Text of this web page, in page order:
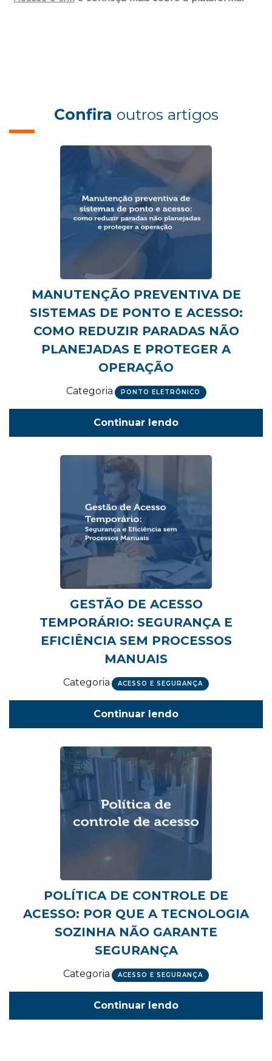
Confira outros artigos
MANUTENÇÃO PREVENTIVA DE
SISTEMAS DE PONTO E ACESSO:
COMO REDUZIR PARADAS NÃO
PLANEJADAS E PROTEGER A
OPERAÇÃO
Categoria PONTO ELETRÔNICO
Continuar lendo
GESTÃO DE ACESSO
TEMPORÁRIO: SEGURANÇA E
EFICIÊNCIA SEM PROCESSOS
MANUAIS
Categoria ACESSO E SEGURANÇA
Continuar lendo
POLÍTICA DE CONTROLE DE
ACESSO: POR QUE A TECNOLOGIA
SOZINHA NÃO GARANTE
SEGURANÇA
Categoria ACESSO E SEGURANÇA
Continuar lendo